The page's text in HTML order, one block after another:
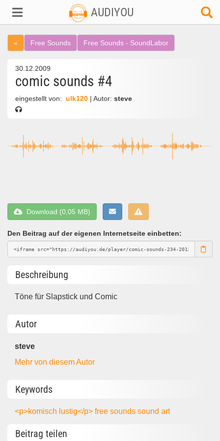
AUDIYOU
« Free Sounds Free Sounds - SoundLabor
30.12.2009
comic sounds #4
eingestellt von: ulk120 | Autor: steve
Download (0,05 MB)
Den Beitrag auf der eigenen Internetseite einbetten:
Beschreibung
Töne für Slapstick und Comic
Autor
steve
Mehr von diesem Autor
Keywords
<p>komisch lustig</p>free soundssound art
Beitrag teilen